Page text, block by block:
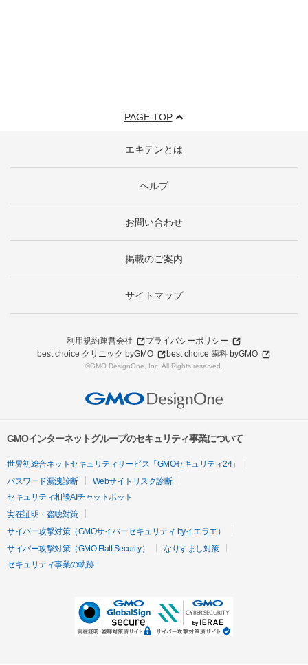
PAGE TOP
エキテンとは
ヘルプ
お問い合わせ
掲載のご案内
サイトマップ
利用規約運営会社
プライバシーポリシー
best choice クリニック byGMO
best choice 歯科 byGMO
©GMO DesignOne, Inc. All Rights reserved.
GMOインターネットグループのセキュリティ事業について
世界初総合ネットセキュリティサービス「GMOセキュリティ24」
パスワード漏洩診断
Webサイトリスク診断
セキュリティ相談AIチャットボット
実在証明・盗聴対策
サイバー攻撃対策（GMOサイバーセキュリティ byイエラエ）
サイバー攻撃対策（GMO Flatt Security）
なりすまし対策
セキュリティ事業の軌跡